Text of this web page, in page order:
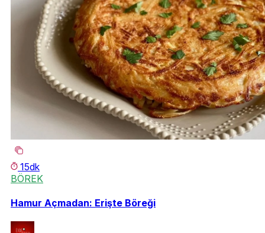
15dk
BÖREK
Hamur Açmadan: Erişte Böreği